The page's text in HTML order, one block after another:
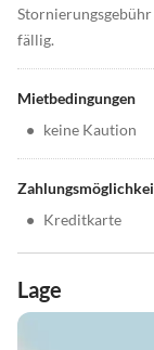
Stornierungsgebühr
fällig.
Mietbedingungen
• keine Kaution
• Kreditkarte
Lage